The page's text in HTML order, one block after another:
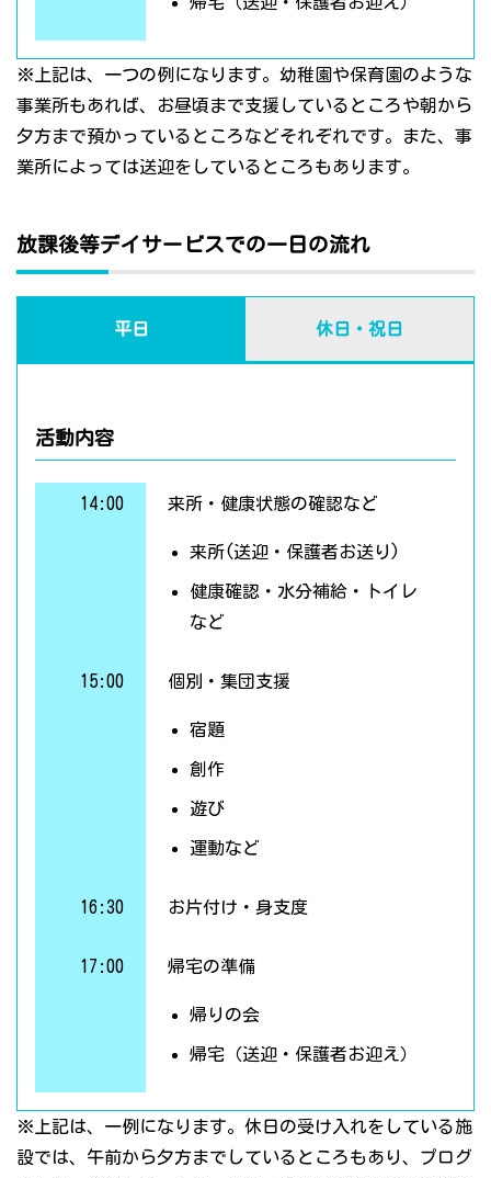
※上記は、一つの例になります。幼稚園や保育園のような
事業所もあれば、お昼頃まで支援しているところや朝から
夕方まで預かっているところなどそれぞれです。また、事
業所によっては送迎をしているところもあります。
放課後等デイサービスでの一日の流れ
平日 休日・祝日
活動内容
14:00 来所・健康状態の確認など
来所(送迎・保護者お送り)
健康確認・水分補給・トイレ
など
15:00 個別・集団支援
宿題
創作
遊び
運動など
16:30 お片付け・身支度
17:00 帰宅の準備
帰りの会
帰宅（送迎・保護者お迎え）
※上記は、一例になります。休日の受け入れをしている施
設では、午前から夕方までしているところもあり、プログ